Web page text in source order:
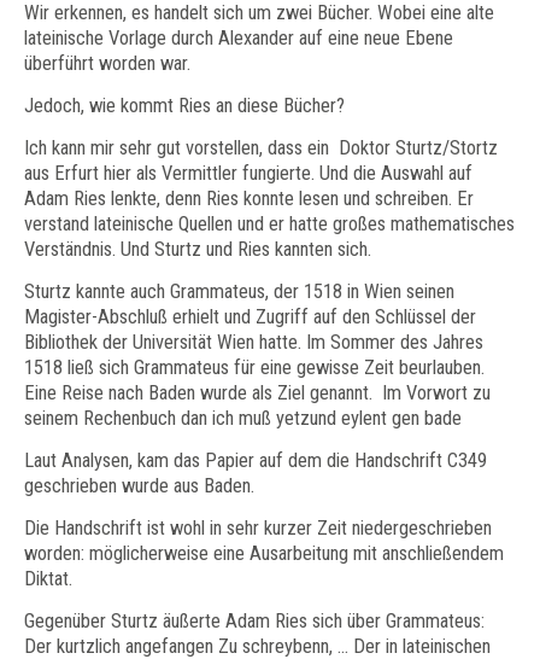
Wir erkennen, es handelt sich um zwei Bücher. Wobei eine alte
lateinische Vorlage durch Alexander auf eine neue Ebene
überführt worden war.
Jedoch, wie kommt Ries an diese Bücher?
Ich kann mir sehr gut vorstellen, dass ein Doktor Sturtz/Stortz
aus Erfurt hier als Vermittler fungierte. Und die Auswahl auf
Adam Ries lenkte, denn Ries konnte lesen und schreiben. Er
verstand lateinische Quellen und er hatte großes mathematisches
Verständnis. Und Sturtz und Ries kannten sich.
Sturtz kannte auch Grammateus, der 1518 in Wien seinen
Magister-Abschluß erhielt und Zugriff auf den Schlüssel der
Bibliothek der Universität Wien hatte. Im Sommer des Jahres
1518 ließ sich Grammateus für eine gewisse Zeit beurlauben.
Eine Reise nach Baden wurde als Ziel genannt. Im Vorwort zu
seinem Rechenbuch dan ich muß yetzund eylent gen bade
Laut Analysen, kam das Papier auf dem die Handschrift C349
geschrieben wurde aus Baden.
Die Handschrift ist wohl in sehr kurzer Zeit niedergeschrieben
worden: möglicherweise eine Ausarbeitung mit anschließendem
Diktat.
Gegenüber Sturtz äußerte Adam Ries sich über Grammateus:
Der kurtzlich angefangen Zu schreybenn, ... Der in lateinischen